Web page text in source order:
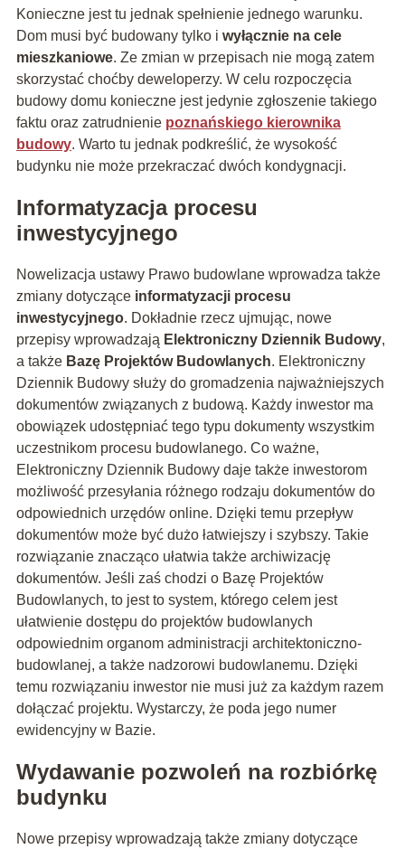
Konieczne jest tu jednak spełnienie jednego warunku.
Dom musi być budowany tylko i wyłącznie na cele
mieszkaniowe. Ze zmian w przepisach nie mogą zatem
skorzystać choćby deweloperzy. W celu rozpoczęcia
budowy domu konieczne jest jedynie zgłoszenie takiego
faktu oraz zatrudnienie poznańskiego kierownika
budowy. Warto tu jednak podkreślić, że wysokość
budynku nie może przekraczać dwóch kondygnacji.
Informatyzacja procesu
inwestycyjnego
Nowelizacja ustawy Prawo budowlane wprowadza także
zmiany dotyczące informatyzacji procesu
inwestycyjnego. Dokładnie rzecz ujmując, nowe
przepisy wprowadzają Elektroniczny Dziennik Budowy,
a także Bazę Projektów Budowlanych. Elektroniczny
Dziennik Budowy służy do gromadzenia najważniejszych
dokumentów związanych z budową. Każdy inwestor ma
obowiązek udostępniać tego typu dokumenty wszystkim
uczestnikom procesu budowlanego. Co ważne,
Elektroniczny Dziennik Budowy daje także inwestorom
możliwość przesyłania różnego rodzaju dokumentów do
odpowiednich urzędów online. Dzięki temu przepływ
dokumentów może być dużo łatwiejszy i szybszy. Takie
rozwiązanie znacząco ułatwia także archiwizację
dokumentów. Jeśli zaś chodzi o Bazę Projektów
Budowlanych, to jest to system, którego celem jest
ułatwienie dostępu do projektów budowlanych
odpowiednim organom administracji architektoniczno-
budowlanej, a także nadzorowi budowlanemu. Dzięki
temu rozwiązaniu inwestor nie musi już za każdym razem
dołączać projektu. Wystarczy, że poda jego numer
ewidencyjny w Bazie.
Wydawanie pozwoleń na rozbiórkę
budynku
Nowe przepisy wprowadzają także zmiany dotyczące